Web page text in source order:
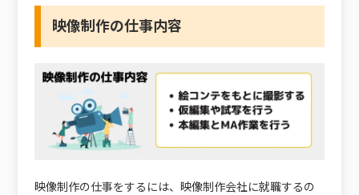
映像制作の仕事内容
映像制作の仕事をするには、映像制作会社に就職するの